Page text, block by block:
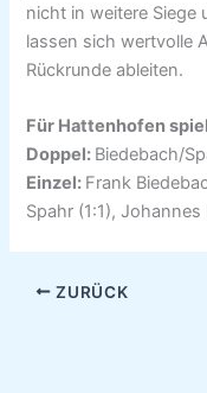
nicht in weitere Siege
lassen sich wertvolle
Rückrunde ableiten.
Für Hattenhofen
Doppel: Biedebach/
Einzel: Frank
Spahr (1:1),
ZURÜCK